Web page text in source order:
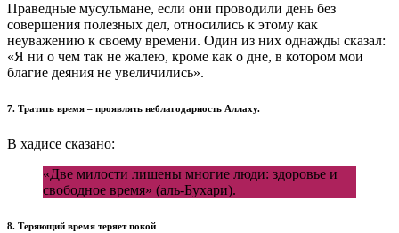
Праведные мусульмане, если они проводили день без
совершения полезных дел, относились к этому как
неуважению к своему времени. Один из них однажды сказал:
«Я ни о чем так не жалею, кроме как о дне, в котором мои
благие деяния не увеличились».
7. Тратить время – проявлять неблагодарность Аллаху.
В хадисе сказано:
«Две милости лишены многие люди: здоровье и
свободное время» (аль-Бухари).
8. Теряющий время теряет покой